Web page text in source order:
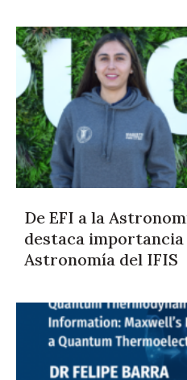
De EFI a la
destaca
Astronomía del IFIS